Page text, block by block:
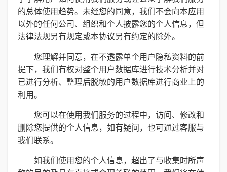
的总体使用趋势。未经您的同意，我们不会向本应用
以外的任何公司、组织和个人披露您的个人信息，但
法律法规另有规定或本协议另有约定的除外。
您理解并同意，在不透露单个用户隐私资料的前
提下，我们有权对整个用户数据库进行技术分析并对
已进行分析、整理后脱敏的用户数据库进行商业上的
利用。
您可以在使用我们服务的过程中，访问、修改和
删除您提供的个人信息，如有疑问，也可通过客服与
我们联系。
如我们使用您的个人信息，超出了与收集时所声